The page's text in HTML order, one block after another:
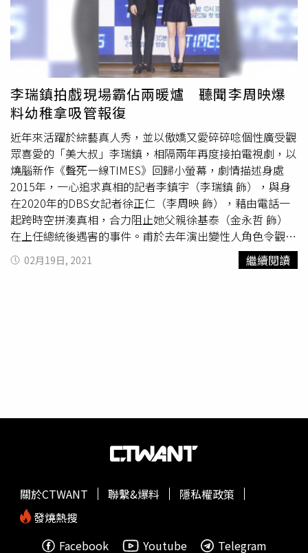
續的番外篇《哲仁王后：竹林》與《女神降臨》則分居二、
三名。該平台將自2月20日起有多部獨家韓劇接棒播映，包
括呂珍九、申河均主演的《怪物》，描述為了抓住連續殺人
犯而打破法律與原則的故事；超人氣韓國男子團體NCT成員
在玹與朴慧秀主演《Dear.M》，則是充滿粉紅泡泡滿滿的青
春愛情劇。3月將播出由李昇基、李熙俊主演的
《MOUSE》，以精神病患者為題材，如果孕期檢查出孩子
若是精神病患者，是否選擇生下來為出發點，是一齣鎖定追
查精神病殺人犯的犯罪動作劇。接下來還有《模範計程
車》、《 五月的青春 》，都將於friDay影音獨家跟播。
李瑞鎮拍戲現場霸佔兩暖爐 聽聞李周映爆
料幼稚拿吸管報復
近年來活躍於綜藝真人秀，並以傲嬌又愛碎碎唸個性廣受觀
眾喜愛的「美大叔」李瑞鎮，相隔兩年再度接拍電視劇，以
燒腦新作《聲死一線TIMES》回歸小螢幕，劇情描述身處
2015年，一心追求真相的記者李鎮宇（李瑞鎮 飾），與身
在2020年的DBS女記者徐正仁（李周映 飾），藉由電話一
起跨時空拼湊真相，合力阻止她父親徐基泰（金永哲 飾）
在上任總統後遇害的事件。甫於去年演出變性人角色令觀眾
印象深刻的李周映，在記者會上爆料和李瑞鎮頂著強風在屋
頂上拍戲時，男方竟然獨自霸佔兩個暖爐，李瑞鎮聞言當場
於睽違小螢幕近兩年之後，藉由新作《怪物》回歸，本劇是
法律與原則，刻劃人類多面性的心理驚悚片，在預告曝光後
便被網友譽為是經典電影《殺人回憶》的戲劇版。呂珍九9
歲時曾演過申河均的童年時期，他開心表示因為當初都沒能
和前輩碰到面，一直都很希望能再度合作，相隔14年後終於
圓夢。呂珍九9歲時曾演過申河均的童年時期，他開心表示
影音提供）申河均對此卻爆笑回覆說，自己當初在片場有見
02月19日, 2021 繼續閱讀
關於CTWANT 聯繫&爆料
隱私權政策
發燒熱搜
Facebook
Youtube Telegram